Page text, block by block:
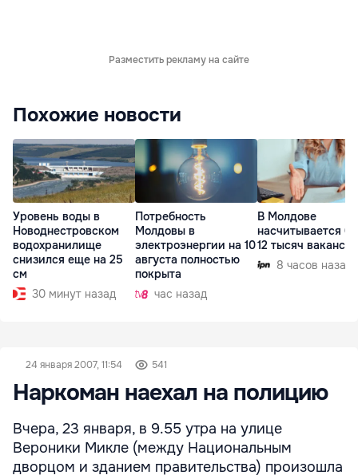
Разместить рекламу на сайте
Похожие новости
Уровень воды в
Новоднестровском
водохранилище
снизился еще на 25
см
30 минут назад
Потребность
Молдовы в
электроэнергии на 10
августа полностью
покрыта
час назад
В Молдове
насчитывается
12 тысяч
8 часов назад
24 января 2007, 11:54 541
Наркоман наехал на полицию
Вчера, 23 января, в 9.55 утра на улице
Вероники Микле (между Национальным
дворцом и зданием правительства) произошла